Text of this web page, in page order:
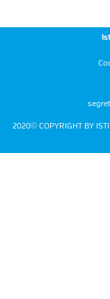
2020© COPYRIGHT BY